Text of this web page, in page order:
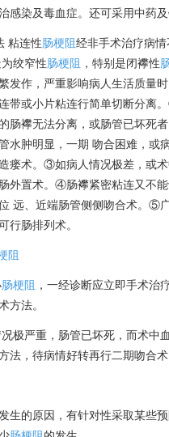
感染及毒血症。还可采用中药及
粘连性肠梗阻经非手术治疗病
绞窄性肠梗阻 ，特别是闭襻性
发作，严重影响病人生活质量
带或小片粘连行简单切断分离
肠襻无法分离，或肠管已坏死
水肿明显，一期 吻合困难，或
瘘术。③如病人情况极差，或
外置术。④肠襻紧密粘连又不能
远、近端肠管侧侧吻合术。⑤
行肠排列术。
阻
肠梗阻 ，一经诊断应立即手术治
方法。
极严重，肠管已坏死，而术中
法，待病情好转再行二期吻合术
发生的原因，有针对性采取某些